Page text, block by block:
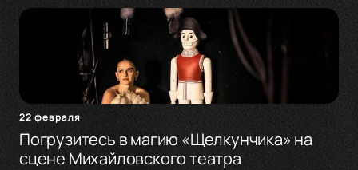
22 февраля
Погрузитесь в магию «Щелкунчика» на
сцене Михайловского театра